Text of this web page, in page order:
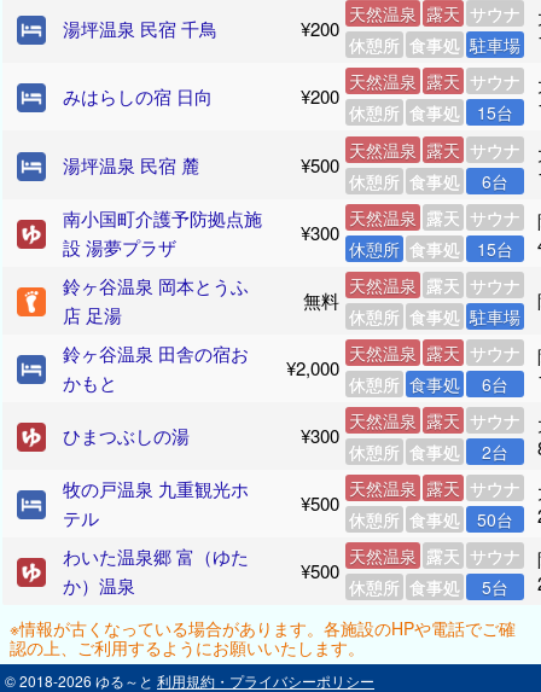
湯坪温泉 民宿 千鳥 ¥200
天然温泉 露天 サウナ
休憩所 食事処 駐車場
みはらしの宿 日向 ¥200
天然温泉 露天 サウナ
休憩所 食事処 15台
湯坪温泉 民宿 麓 ¥500
天然温泉 露天 サウナ
休憩所 食事処 6台
南小国町介護予防拠点施
設 湯夢プラザ
¥300
天然温泉 露天 サウナ
休憩所 食事処 15台
鈴ヶ谷温泉 岡本とうふ
店 足湯
無料
天然温泉 露天 サウナ
休憩所 食事処 駐車場
鈴ヶ谷温泉 田舎の宿お
かもと
¥2,000
天然温泉 露天 サウナ
休憩所 食事処 6台
ひまつぶしの湯 ¥300
天然温泉 露天 サウナ
休憩所 食事処 2台
牧の戸温泉 九重観光ホ
テル
¥500
天然温泉 露天 サウナ
休憩所 食事処 50台
わいた温泉郷 富（ゆた
か）温泉
¥500
天然温泉 露天 サウナ
休憩所 食事処 5台
※情報が古くなっている場合があります。各施設のHPや電話でご確
認の上、ご利用するようにお願いいたします。
© 2018-2026 ゆる～と 利用規約・プライバシーポリシー